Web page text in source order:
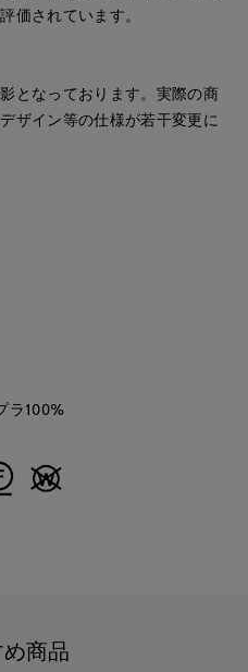
価されています。
となっております。実際の商
ザイン等の仕様が若干変更に
ラ100%
商品